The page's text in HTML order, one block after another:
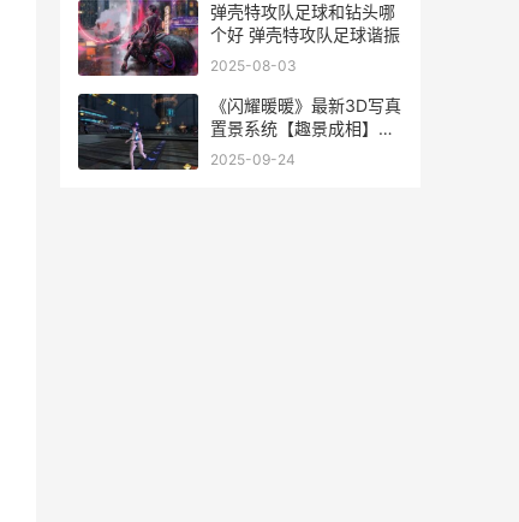
弹壳特攻队足球和钻头哪
个好 弹壳特攻队足球谐振
2025-08-03
《闪耀暖暖》最新3D写真
置景系统【趣景成相】方
法详细解答 闪耀暖暖了解
2025-09-24